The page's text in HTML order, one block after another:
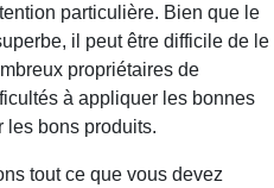
particulière. Bien que le
il peut être difficile de le
propriétaires de
à appliquer les bonnes
les bons produits.
tout ce que vous devez